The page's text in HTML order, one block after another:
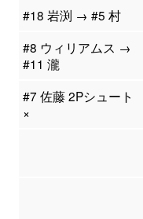
#18 岩渕 → #5 村
#8 ウィリアムス →
#11 瀧
#7 佐藤 2Pシュート
×